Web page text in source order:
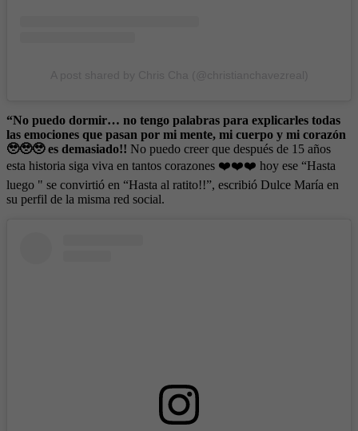
“No puedo dormir… no tengo palabras para explicarles todas
las emociones que pasan por mi mente, mi cuerpo y mi corazón
🥹🥹🥹 es demasiado!! No puedo creer que después de 15 años
esta historia siga viva en tantos corazones ❤️❤️❤️ hoy ese “Hasta
luego " se convirtió en “Hasta al ratito!!”, escribió Dulce María en
su perfil de la misma red social.